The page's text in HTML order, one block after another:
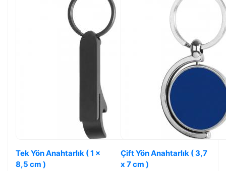
Tek Yön Anahtarlık ( 1 x
8,5 cm )
Çift Yön Anahtarlık ( 3,7
x 7 cm )